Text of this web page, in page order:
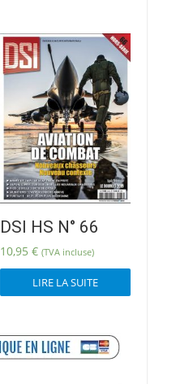
DSI HS N° 66
10,95 € (TVA incluse)
LIRE LA SUITE